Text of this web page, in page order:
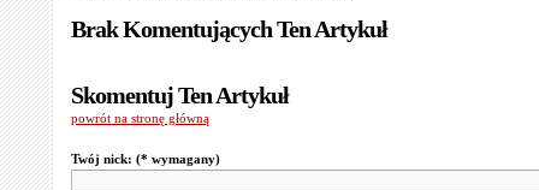
Brak Komentujących Ten Artykuł
Skomentuj Ten Artykuł
powrót na stronę główną
Twój nick: (* wymagany)